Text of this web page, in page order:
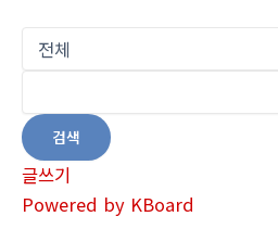
검색
글쓰기
Powered by KBoard